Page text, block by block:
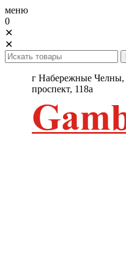
меню
0
✕
✕
г Набережные Челны,
проспект, 118а